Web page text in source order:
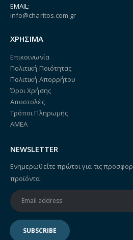
EMAIL:
info@charitos.com.gr
ΧΡΗΣΙΜΑ
Επικοινωνία
Πολιτική Ποιότητας
Πολιτική Απορρήτου
Όροι Χρήσης
Αποστολές
Τρόποι Πληρωμής
ΑΜΕΑ
NEWSLETTER
Ενημερωθείτε πρώτοι για τις
προϊόντα: